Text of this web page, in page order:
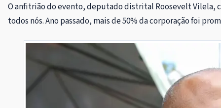
O anfitrião do evento, deputado distrital Roosevelt Vilela,
todos nós. Ano passado, mais de 50% da corporação foi